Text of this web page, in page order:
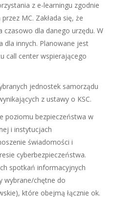
z e-learningu zgodnie
MC. Zakłada się, że
dla danego urzędu. W
dla innych. Planowane jest
call center wspierającego
jednostek samorządu
z ustawy o KSC.
poziomu bezpieczeństwa w
i instytucjach
świadomości i
cyberbezpieczeństwa.
spotkań informacyjnych
wybrane/chętne do
które obejmą łącznie ok.